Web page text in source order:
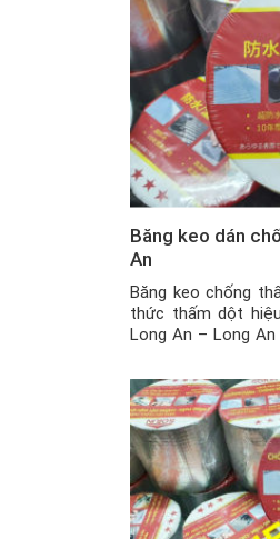
Băng keo dán
An
Băng keo chống
thức thấm dột
Long An – Long
biệt là trong mùa